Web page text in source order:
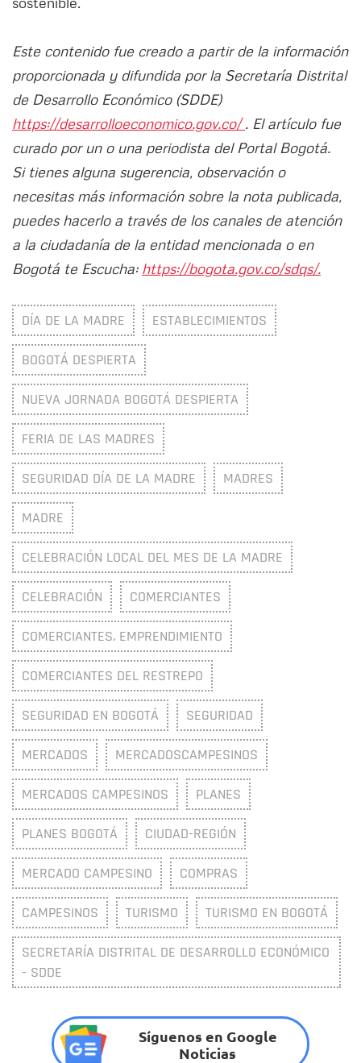
Este contenido fue creado a partir de la información
proporcionada y difundida por la Secretaría Distrital
de Desarrollo Económico (SDDE)
https://desarrolloeconomico.gov.co/. El artículo fue
curado por un o una periodista del Portal Bogotá.
Si tienes alguna sugerencia, observación o
necesitas más información sobre la nota publicada,
puedes hacerlo a través de los canales de atención
a la ciudadanía de la entidad mencionada o en
Bogotá te Escucha: https://bogota.gov.co/sdqs/.
DÍA DE LA MADRE ESTABLECIMIENTOS
BOGOTÁ DESPIERTA
NUEVA JORNADA BOGOTÁ DESPIERTA
FERIA DE LAS MADRES
SEGURIDAD DÍA DE LA MADRE MADRES
MADRE
CELEBRACIÓN LOCAL DEL MES DE LA MADRE
CELEBRACIÓN COMERCIANTES
COMERCIANTES. EMPRENDIMIENTO
COMERCIANTES DEL RESTREPO
SEGURIDAD EN BOGOTÁ SEGURIDAD
MERCADOS MERCADOSCAMPESINOS
MERCADOS CAMPESINOS PLANES
PLANES BOGOTÁ CIUDAD-REGIÓN
MERCADO CAMPESINO COMPRAS
CAMPESINOS TURISMO TURISMO EN BOGOTÁ
SECRETARÍA DISTRITAL DE DESARROLLO ECONÓMICO
- SDDE
Síguenos en Google
Noticias